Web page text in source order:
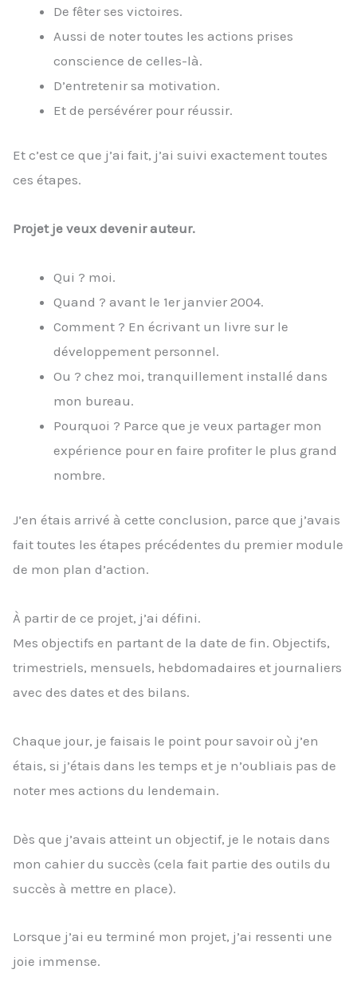
De fêter ses victoires.
Aussi de noter toutes les actions prises
conscience de celles-là.
D’entretenir sa motivation.
Et de persévérer pour réussir.
Et c’est ce que j’ai fait, j’ai suivi exactement toutes
ces étapes.
Projet je veux devenir auteur.
Qui ? moi.
Quand ? avant le 1er janvier 2004.
Comment ? En écrivant un livre sur le
développement personnel.
Ou ? chez moi, tranquillement installé dans
mon bureau.
Pourquoi ? Parce que je veux partager mon
expérience pour en faire profiter le plus grand
nombre.
J’en étais arrivé à cette conclusion, parce que j’avais
fait toutes les étapes précédentes du premier module
de mon plan d’action.
À partir de ce projet, j’ai défini.
Mes objectifs en partant de la date de fin. Objectifs,
trimestriels, mensuels, hebdomadaires et journaliers
avec des dates et des bilans.
Chaque jour, je faisais le point pour savoir où j’en
étais, si j’étais dans les temps et je n’oubliais pas de
noter mes actions du lendemain.
Dès que j’avais atteint un objectif, je le notais dans
mon cahier du succès (cela fait partie des outils du
succès à mettre en place).
Lorsque j’ai eu terminé mon projet, j’ai ressenti une
joie immense.